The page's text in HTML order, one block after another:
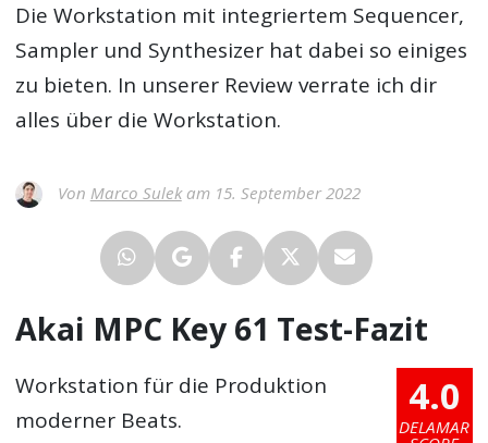
Die Workstation mit integriertem Sequencer,
Sampler und Synthesizer hat dabei so einiges
zu bieten. In unserer Review verrate ich dir
alles über die Workstation.
Von Marco Sulekam 15. September 2022
Akai MPC Key 61 Test-Fazit
4.0
DELAMAR
Workstation für die Produktion
moderner Beats.